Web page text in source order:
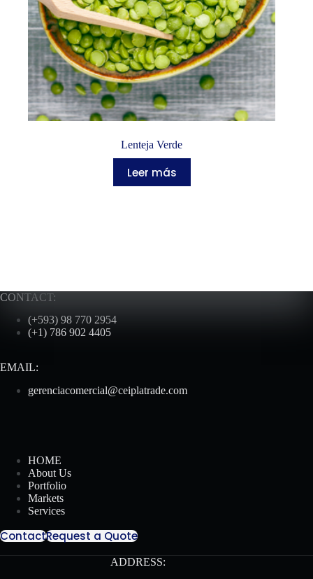
Lenteja Verde
Leer más
CONTACT:
(+593) 98 770 2954
(+1) 786 902 4405
EMAIL:
gerenciacomercial@ceiplatrade.com
HOME
About Us
Portfolio
Markets
Services
ContactRequest a Quote
ADDRESS: